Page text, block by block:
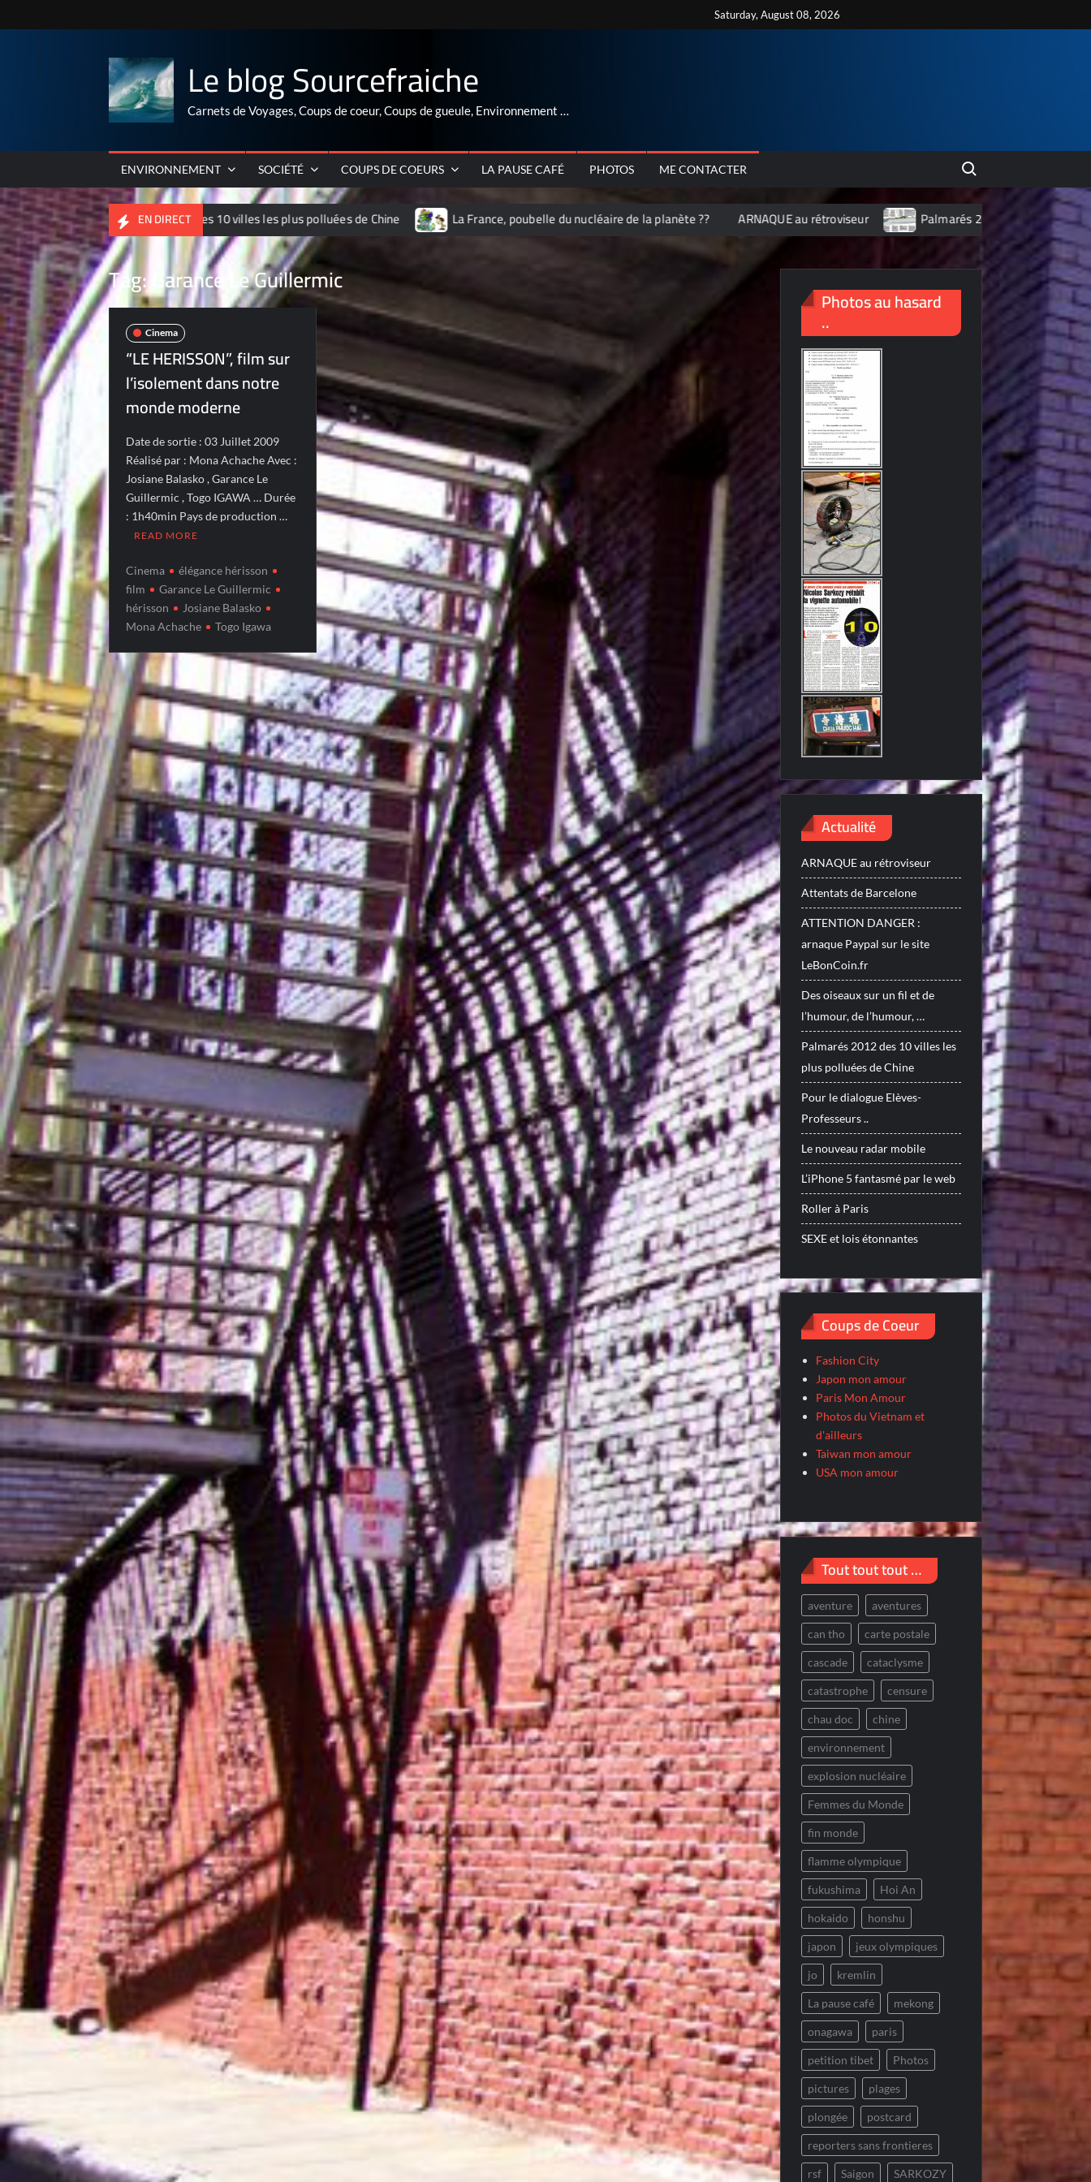
to
Saturday, August 08, 2026
Le blog Sourcefraiche
Carnets de Voyages, Coups de coeur, Coups de gueule, Environnement …
ENVIRONNEMENT SOCIÉTÉ COUPS DE COEURS LA PAUSE CAFÉ PHOTOS ME CONTACTER
Search for:
EN DIRECT
Palmarés 2012 des 10 villes les plus polluées de Chine La France, poubelle du nucléaire de la planète ?? ARNAQUE au rétroviseur Palmarés 2012 des 10 villes les plus polluées
Tag: Garance Le Guillermic
Cinema
“LE HERISSON”, film sur
l’isolement dans notre
monde moderne
Date de sortie : 03 Juillet 2009
Réalisé par : Mona Achache Avec :
Josiane Balasko , Garance Le
Guillermic , Togo IGAWA … Durée
: 1h40min Pays de production …
READ MORE
Cinema
élégance hérisson
film
Garance Le Guillermic
hérisson
Josiane Balasko
Mona Achache
Togo Igawa
Photos au hasard
..
Actualité
ARNAQUE au rétroviseur
Attentats de Barcelone
ATTENTION DANGER :
arnaque Paypal sur le site
LeBonCoin.fr
Des oiseaux sur un fil et de
l’humour, de l’humour, …
Palmarés 2012 des 10 villes les
plus polluées de Chine
Pour le dialogue Elèves-
Professeurs ..
Le nouveau radar mobile
L’iPhone 5 fantasmé par le web
Roller à Paris
SEXE et lois étonnantes
Coups de Coeur
Fashion City
Japon mon amour
Paris Mon Amour
Photos du Vietnam et
d'ailleurs
Taiwan mon amour
USA mon amour
Tout tout tout …
aventure aventures
can tho carte postale
cascade cataclysme
catastrophe censure
chau doc chine
environnement
explosion nucléaire
Femmes du Monde
fin monde
flamme olympique
fukushima Hoi An
hokaido honshu
japon jeux olympiques
jo kremlin
La pause café mekong
onagawa paris
petition tibet Photos
pictures plages
plongée postcard
reporters sans frontieres
rsf Saigon SARKOZY